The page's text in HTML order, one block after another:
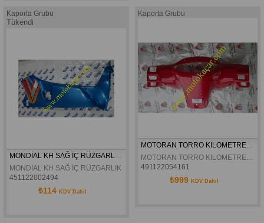
Kaporta Grubu
Tükendi
MONDİAL KH SAĞ İÇ RÜZGARLIK MAVİ ORJİNAL
451122002494
₺114KDV Dahil
Kaporta Grubu
491122054161
₺999 KDV Dahil